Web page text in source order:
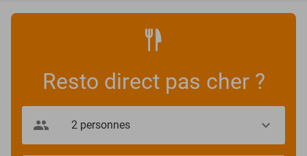
Resto direct pas cher ?